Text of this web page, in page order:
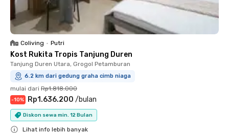
Coliving • Putri
Kost Rukita Tropis Tanjung Duren
Tanjung Duren Utara, Grogol Petamburan
6.2 km dari gedung graha cimb niaga
mulai dari Rp1.818.000
-10% Rp1.636.200 /bulan
Diskon sewa min. 12 Bulan
Lihat info lebih banyak